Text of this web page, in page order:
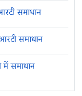
समाधान
समाधान
में समाधान